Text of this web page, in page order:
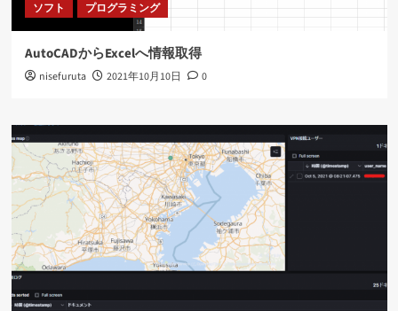
ソフト プログラミング
AutoCADからExcelへ情報取得
nisefuruta 2021年10月10日 0